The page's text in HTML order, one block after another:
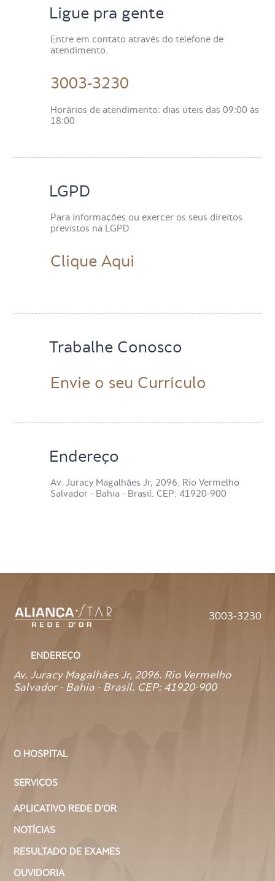
Ligue pra gente
Entre em contato através do telefone de
atendimento.
3003-3230
Horários de atendimento: dias úteis das 09:00 às
18:00
LGPD
Para informações ou exercer os seus direitos
previstos na LGPD
Clique Aqui
Trabalhe Conosco
Envie o seu Currículo
Endereço
Av. Juracy Magalhães Jr, 2096. Rio Vermelho
Salvador - Bahia - Brasil. CEP: 41920-900
3003-3230
ENDEREÇO
Av. Juracy Magalhães Jr, 2096. Rio Vermelho
Salvador - Bahia - Brasil. CEP: 41920-900
O HOSPITAL
SERVIÇOS
APLICATIVO REDE D'OR
NOTÍCIAS
RESULTADO DE EXAMES
OUVIDORIA